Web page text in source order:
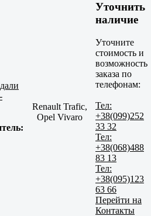
Renault Trafic,
Opel Vivaro
Уточнить
наличие
Уточните
стоимость и
возможность
заказа по
телефонам:
Тел:
+38(099)252
33 32
Тел:
+38(068)488
83 13
Тел:
+38(095)123
63 66
Перейти на
Контакты